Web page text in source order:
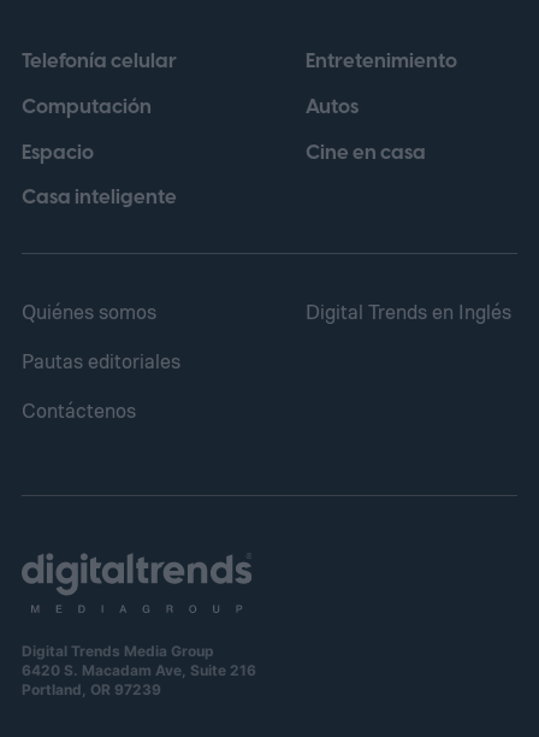
Telefonía celular
Computación
Espacio
Casa inteligente
Entretenimiento
Autos
Cine en casa
Quiénes somos
Pautas editoriales
Contáctenos
Digital Trends en Inglés
Digital Trends Media Group
6420 S. Macadam Ave, Suite 216
Portland, OR 97239